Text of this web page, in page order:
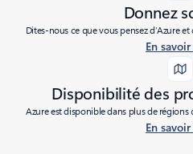
Donnez
Dites-nous ce que vous pensez d’Azure
En
Disponibilité des
Azure est disponible dans plus de
En